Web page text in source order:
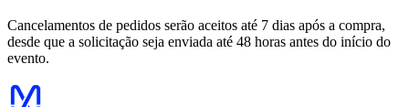
Cancelamentos de pedidos serão aceitos até 7 dias após a compra,
desde que a solicitação seja enviada até 48 horas antes do início do
evento.